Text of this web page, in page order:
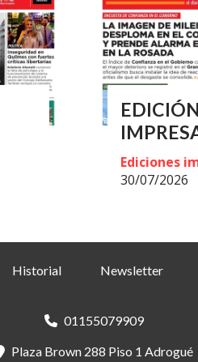
EDICIÓN
Ediciones
30/07/2026
Historial Newsletter
01155079909
Plaza Brown 288 Piso 1 Adrogué